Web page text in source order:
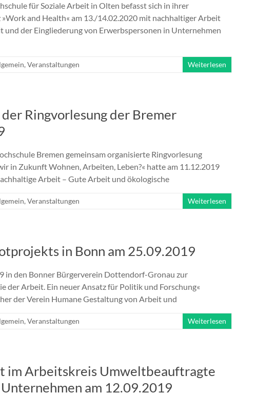
für Soziale Arbeit in Olten befasst sich in ihrer
and Health« am 13./14.02.2020 mit nachhaltiger Arbeit
der Eingliederung von Erwerbspersonen in Unternehmen
, Veranstaltungen Weiterlesen
Ringvorlesung der Bremer
Bremen gemeinsam organisierte Ringvorlesung
in Zukunft Wohnen, Arbeiten, Leben?« hatte am 11.12.2019
Arbeit – Gute Arbeit und ökologische
, Veranstaltungen Weiterlesen
in Bonn am 25.09.2019
in den Bonner Bürgerverein Dottendorf-Gronau zur
der Arbeit. Ein neuer Ansatz für Politik und Forschung«
der Verein Humane Gestaltung von Arbeit und
, Veranstaltungen Weiterlesen
im Arbeitskreis Umweltbeauftragte
am 12.09.2019